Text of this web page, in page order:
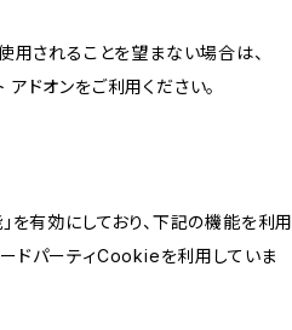
されることを望まない場合は、
ドオンをご利用ください。
有効にしており、下記の機能を利用
ドパーティCookieを利用していま